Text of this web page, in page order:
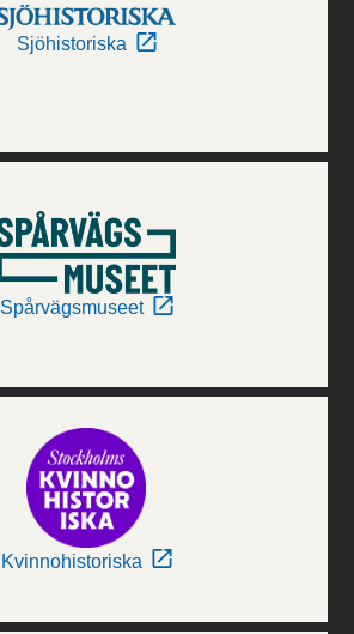
Sjöhistoriska
Spårvägsmuseet
Kvinnohistoriska